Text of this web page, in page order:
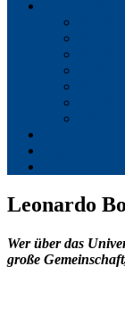
Leonardo
Wer über das
große